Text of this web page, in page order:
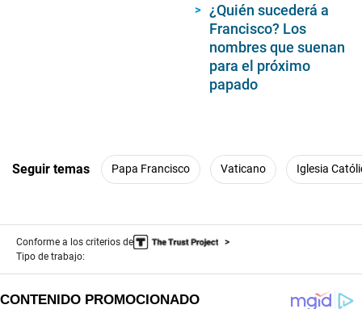
¿Quién sucederá a
Francisco? Los
nombres que suenan
para el próximo
papado​
Seguir temas Papa Francisco Vaticano Iglesia
Conforme a los criterios de
Tipo de trabajo: